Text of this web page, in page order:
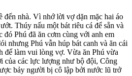
đến nhà. Vì nhớ lời vợ dặn mặc hai áo
Thúy nấu một bát riêu cá để sẵn và
đó Phú đã ăn cơm cùng với anh em
nhưng Phú vẫn húp bát canh và ăn cái
để làm vui lòng vợ. Vừa ăn Phú vừa
của các lực lượng như bộ đội, Công
bảy người bị cô lập bởi nước lũ trở